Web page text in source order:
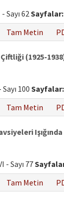
Sayı 62Sayfalar:
Tam Metin
(1925-
100Sayfalar:
Tam Metin
- Sayı 77
Tam Metin